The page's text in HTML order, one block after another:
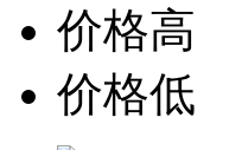
价格高
价格低